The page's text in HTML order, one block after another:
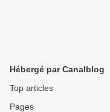
Hébergé par Canalblog
Top articles
Pages